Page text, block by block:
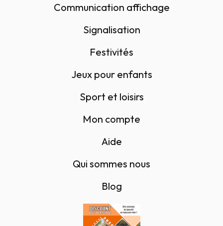
Communication affichage
Signalisation
Festivités
Jeux pour enfants
Sport et loisirs
Mon compte
Aide
Qui sommes nous
Blog